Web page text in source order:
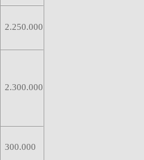
2.250.000
2.300.000
300.000